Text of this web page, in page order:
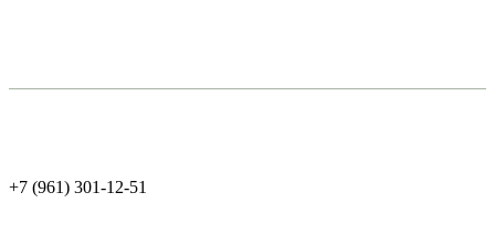
+7 (961) 301-12-51